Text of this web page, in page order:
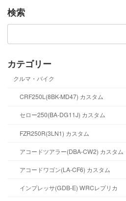
検索
カテゴリー
クルマ・バイク
CRF250L(8BK-MD47) カスタム
セロー250(BA-DG11J) カスタム
FZR250R(3LN1) カスタム
アコードツアラー(DBA-CW2) カスタム
アコードワゴン(LA-CF6) カスタム
インプレッサ(GDB-E) WRCレプリカ